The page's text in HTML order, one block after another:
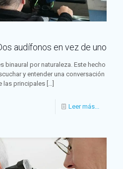
audífonos en vez de uno
binaural por naturaleza. Este hecho
y entender una conversación
las principales […]
Leer más...